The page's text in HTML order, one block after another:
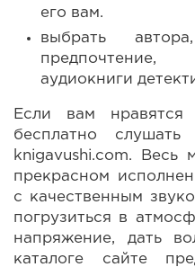
его вам.
выбрать
аудиокниги
Если вам нравятся
бесплатно
knigavushi.com. Весь
прекрасном
с качественным
погрузиться в
напряжение, дать
каталоге сайте